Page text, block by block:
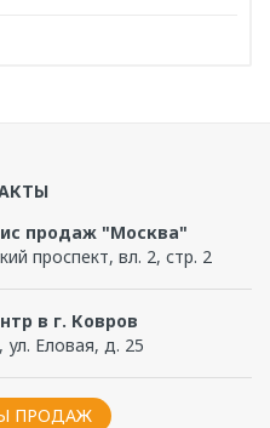
надо
продаж "Москва"
проспект, вл. 2, стр. 2
в г. Ковров
, ул. Еловая, д. 25
ПРОДАЖ